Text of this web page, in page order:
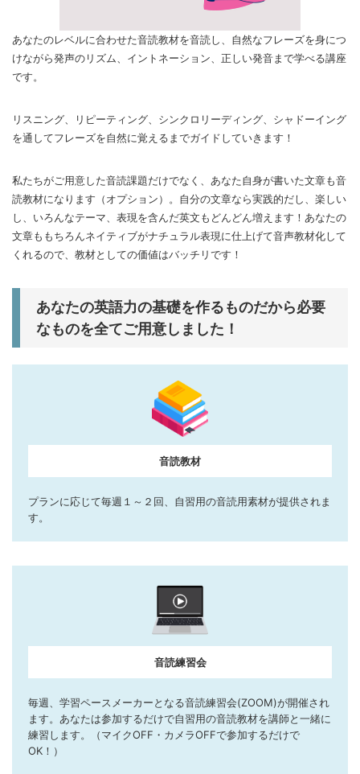
あなたのレベルに合わせた音読教材を音読し、自然なフレーズを身につ
けながら発声のリズム、イントネーション、正しい発音まで学べる講座
です。
リスニング、リピーティング、シンクロリーディング、シャドーイング
を通してフレーズを自然に覚えるまでガイドしていきます！
私たちがご用意した音読課題だけでなく、あなた自身が書いた文章も音
読教材になります（オプション）。自分の文章なら実践的だし、楽しい
し、いろんなテーマ、表現を含んだ英文もどんどん増えます！あなたの
文章ももちろんネイティブがナチュラル表現に仕上げて音声教材化して
くれるので、教材としての価値はバッチリです！
あなたの英語力の基礎を作るものだから必要
なものを全てご用意しました！
音読教材
プランに応じて毎週１～２回、自習用の音読用素材が提供されま
す。
音読練習会
毎週、学習ペースメーカーとなる音読練習会(ZOOM)が開催され
ます。あなたは参加するだけで自習用の音読教材を講師と一緒に
練習します。（マイクOFF・カメラOFFで参加するだけで
OK！）